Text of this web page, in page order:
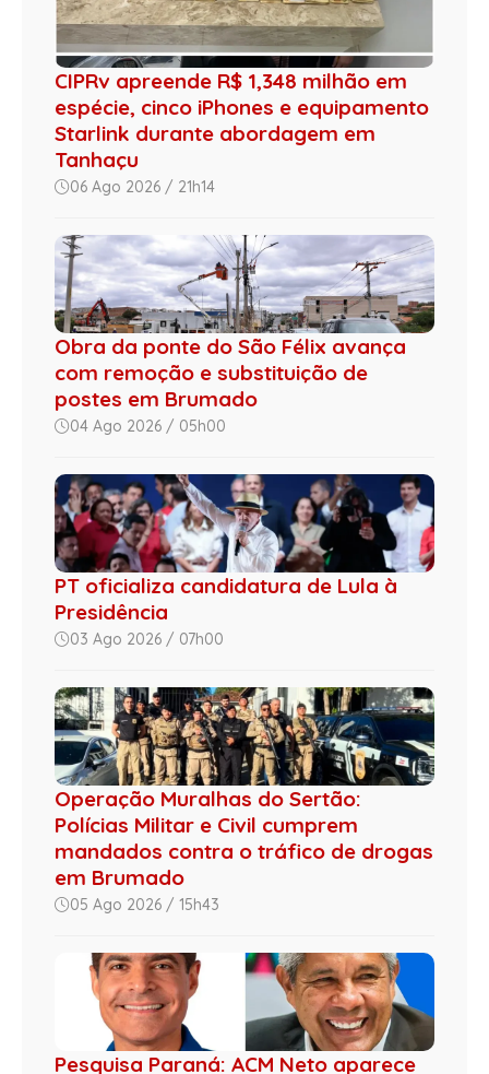
CIPRv apreende R$ 1,348 milhão em
espécie, cinco iPhones e equipamento
Starlink durante abordagem em
Tanhaçu
06 Ago 2026 / 21h14
Obra da ponte do São Félix avança
com remoção e substituição de
postes em Brumado
04 Ago 2026 / 05h00
PT oficializa candidatura de Lula à
Presidência
03 Ago 2026 / 07h00
Operação Muralhas do Sertão:
Polícias Militar e Civil cumprem
mandados contra o tráfico de drogas
em Brumado
05 Ago 2026 / 15h43
Pesquisa Paraná: ACM Neto aparece